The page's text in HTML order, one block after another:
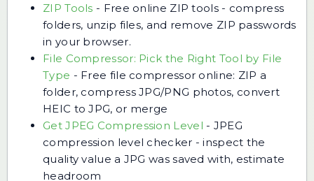
ZIP Tools - Free online ZIP tools - compress
folders, unzip files, and remove ZIP passwords
in your browser.
File Compressor: Pick the Right Tool by File
Type - Free file compressor online: ZIP a
folder, compress JPG/PNG photos, convert
HEIC to JPG, or merge
Get JPEG Compression Level - JPEG
compression level checker - inspect the
quality value a JPG was saved with, estimate
headroom